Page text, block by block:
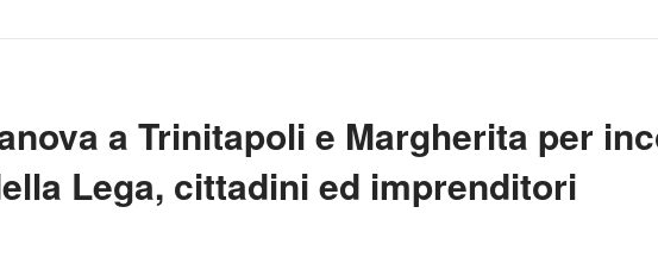
a Trinitapoli e Margherita per
Lega, cittadini ed imprenditori